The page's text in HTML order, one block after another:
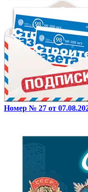
Номер № 27 от